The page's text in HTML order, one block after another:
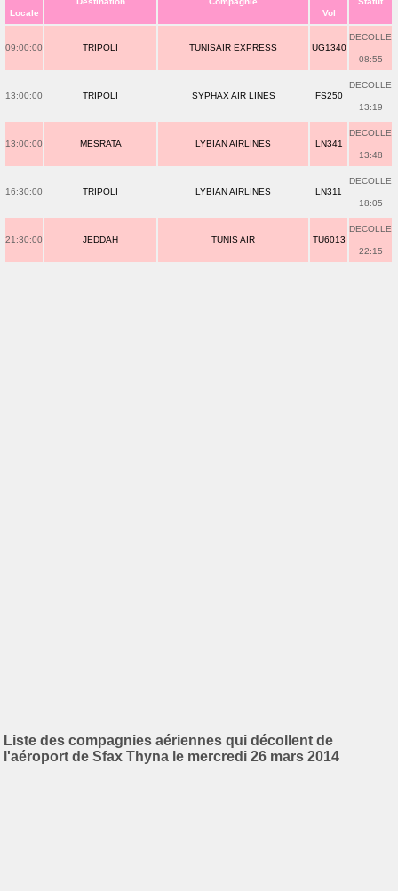
Locale Vol
09:00:00 TRIPOLI TUNISAIR EXPRESS UG1340
DECOLLE
08:55
13:00:00 TRIPOLI SYPHAX AIR LINES FS250
DECOLLE
13:19
13:00:00 MESRATA LYBIAN AIRLINES LN341
DECOLLE
13:48
16:30:00 TRIPOLI LYBIAN AIRLINES LN311
DECOLLE
18:05
21:30:00 JEDDAH TUNIS AIR TU6013
DECOLLE
22:15
Liste des compagnies aériennes qui décollent de
l'aéroport de Sfax Thyna le mercredi 26 mars 2014